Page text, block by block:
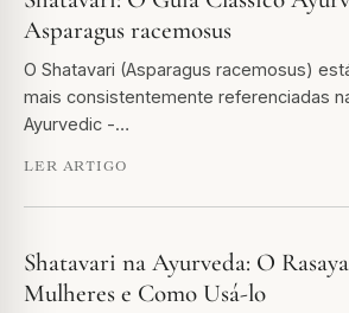
Asparagus racemosus
O Shatavari (Asparagus racemosus)
mais consistentemente referenciadas
Ayurvedic -…
LER ARTIGO
Shatavari na Ayurveda: O
Mulheres e Como Usá-lo